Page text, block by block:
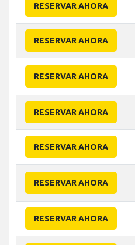
RESERVAR AHORA
RESERVAR AHORA
RESERVAR AHORA
RESERVAR AHORA
RESERVAR AHORA
RESERVAR AHORA
RESERVAR AHORA